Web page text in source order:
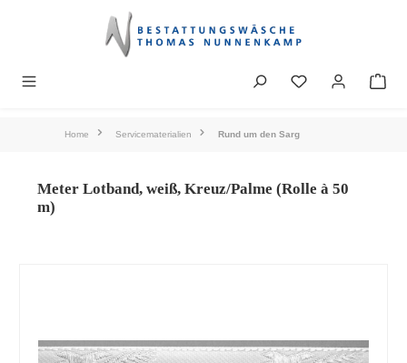
Home Servicematerialien Rund um den Sarg
Meter Lotband, weiß, Kreuz/Palme (Rolle à 50
m)